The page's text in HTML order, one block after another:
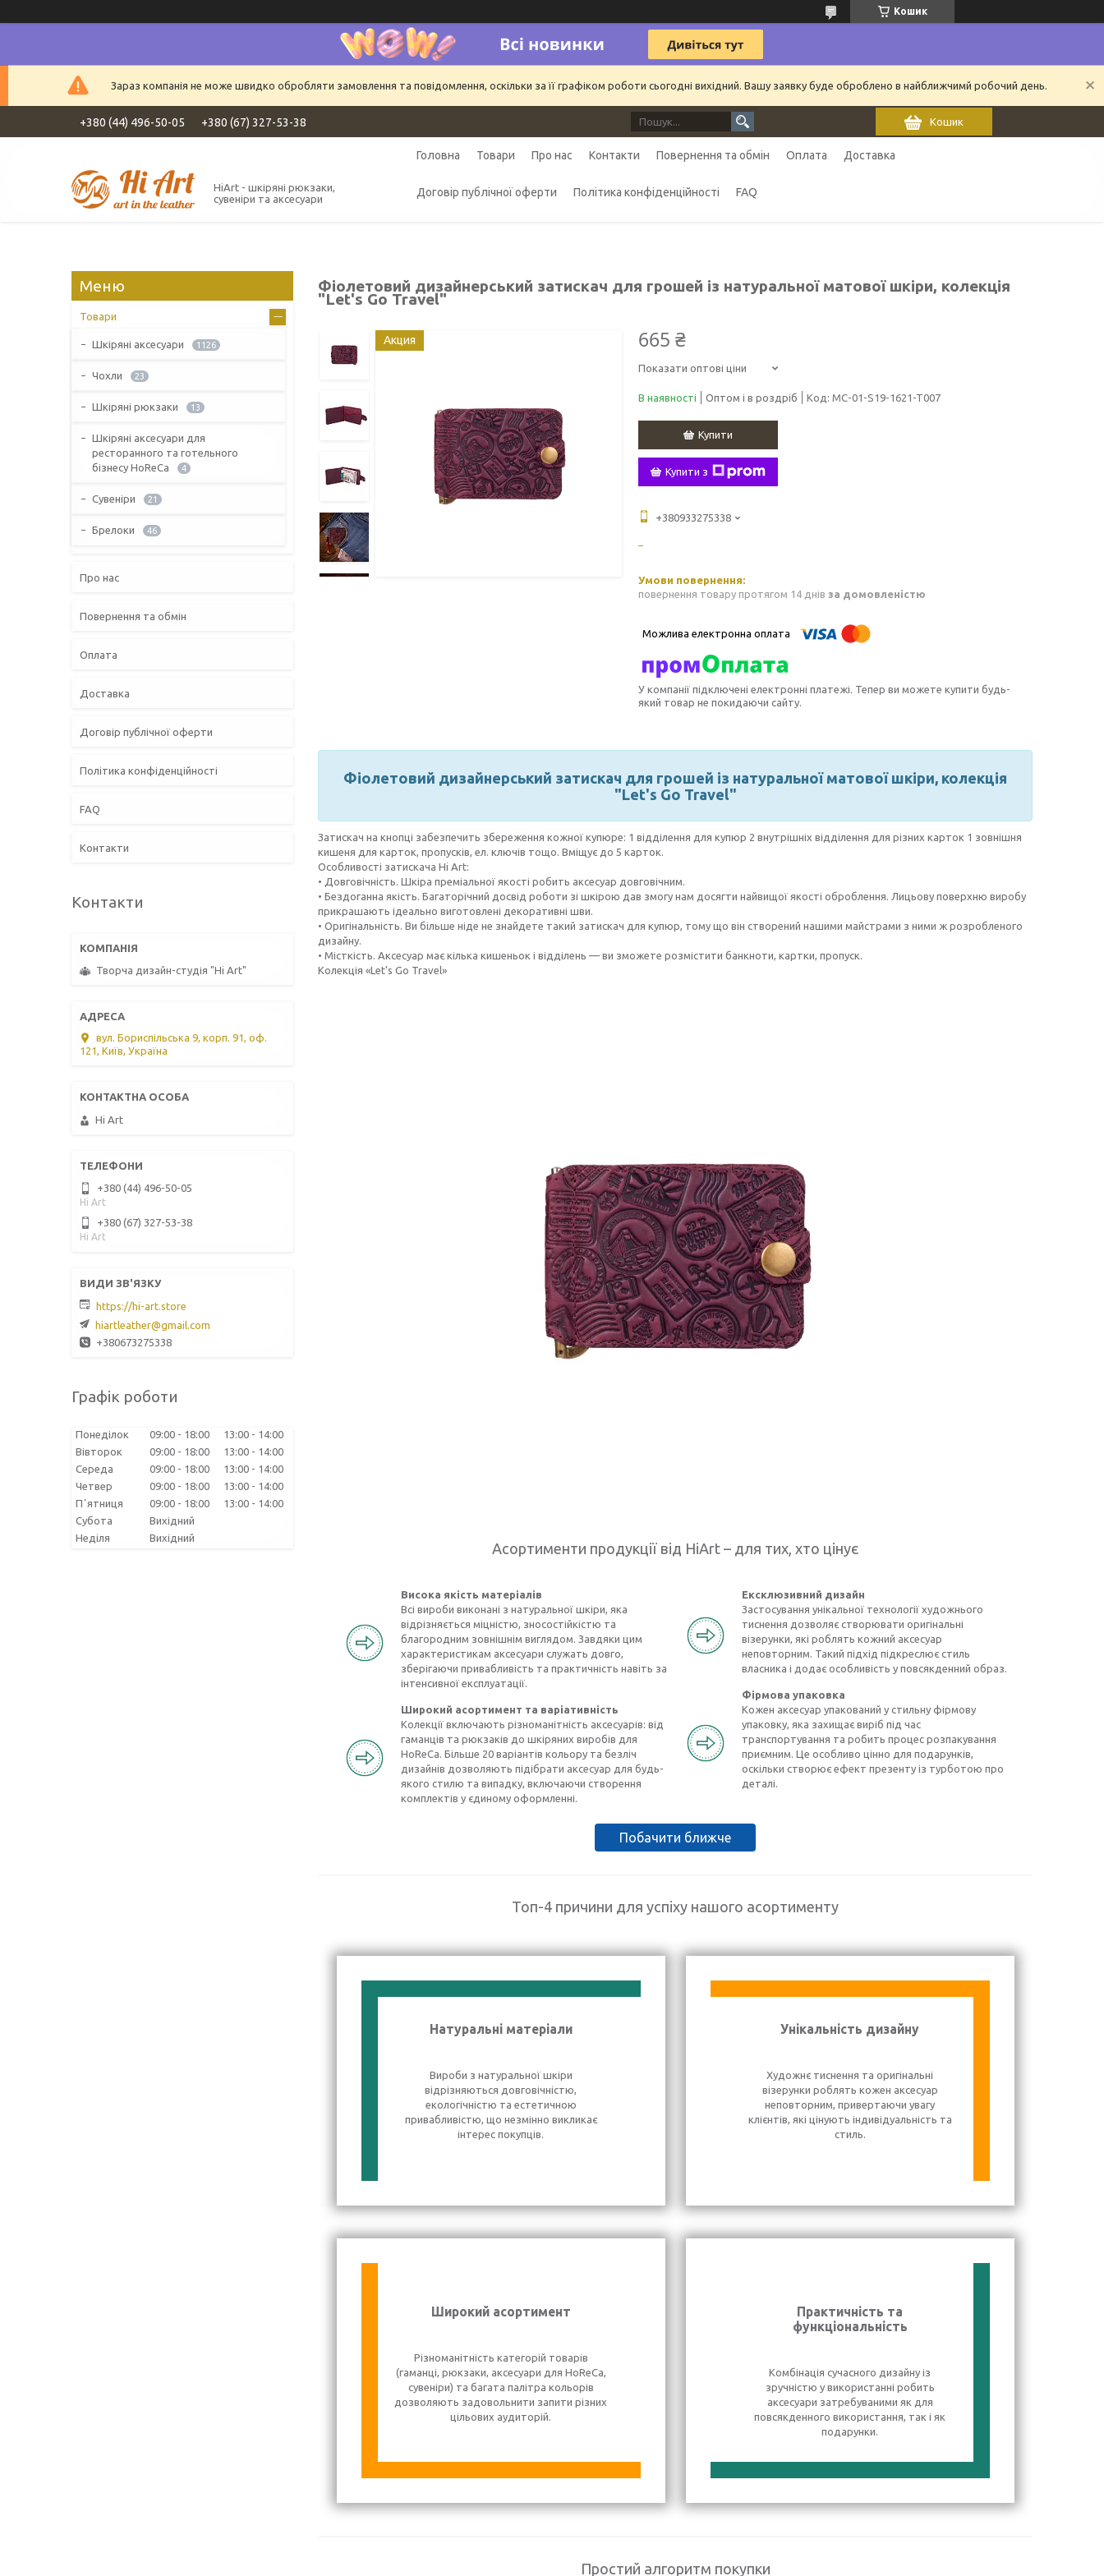
Кошик
Зараз компанія не може швидко обробляти замовлення та повідомлення, оскільки за її графіком роботи сьогодні вихідний. Вашу заявку буде оброблено в найближчимй робочий день.
+380 (44) 496-50-05 +380 (67) 327-53-38 Кошик
HiArt - шкіряні рюкзаки,
сувеніри та аксесуари
Головна Товари Про нас Контакти Повернення та обмін Оплата Доставка
Договір публічної оферти Політика конфіденційності FAQ
Фіолетовий дизайнерський затискач для грошей із натуральної матової шкіри, колекція
"Let's Go Travel"
Акция 665 ₴
Показати оптові ціни
В наявності Оптом і в роздріб Код: MC-01-S19-1621-T007
Купити
Купити з
+380933275338
повернення товару протягом 14 днів за домовленістю
У компанії підключені електронні платежі. Тепер ви можете купити будь-
який товар не покидаючи сайту.
Фіолетовий дизайнерський затискач для грошей із натуральної матової шкіри, колекція
"Let's Go Travel"
Затискач на кнопці забезпечить збереження кожної купюре: 1 відділення для купюр 2 внутрішніх відділення для різних карток 1 зовнішня
кишеня для карток, пропусків, ел. ключів тощо. Вміщує до 5 карток.
Особливості затискача Hi Art:
• Довговічність. Шкіра преміальної якості робить аксесуар довговічним.
• Бездоганна якість. Багаторічний досвід роботи зі шкірою дав змогу нам досягти найвищої якості оброблення. Лицьову поверхню виробу
прикрашають ідеально виготовлені декоративні шви.
• Оригінальність. Ви більше ніде не знайдете такий затискач для купюр, тому що він створений нашими майстрами з ними ж розробленого
дизайну.
• Місткість. Аксесуар має кілька кишеньок і відділень — ви зможете розмістити банкноти, картки, пропуск.
Колекція «Let's Go Travel»
Асортименти продукції від HiArt – для тих, хто цінує
Висока якість матеріалів
Всі вироби виконані з натуральної шкіри, яка
відрізняється міцністю, зносостійкістю та
благородним зовнішнім виглядом. Завдяки цим
характеристикам аксесуари служать довго,
зберігаючи привабливість та практичність навіть за
інтенсивної експлуатації.
Широкий асортимент та варіативність
Колекції включають різноманітність аксесуарів: від
гаманців та рюкзаків до шкіряних виробів для
HoReCa. Більше 20 варіантів кольору та безліч
дизайнів дозволяють підібрати аксесуар для будь-
якого стилю та випадку, включаючи створення
комплектів у єдиному оформленні.
Ексклюзивний дизайн
Застосування унікальної технології художнього
тиснення дозволяє створювати оригінальні
візерунки, які роблять кожний аксесуар
неповторним. Такий підхід підкреслює стиль
власника і додає особливість у повсякденний образ.
Фірмова упаковка
Кожен аксесуар упакований у стильну фірмову
упаковку, яка захищає виріб під час
транспортування та робить процес розпакування
приємним. Це особливо цінно для подарунків,
оскільки створює ефект презенту із турботою про
деталі.
Побачити ближче
Топ-4 причини для успіху нашого асортименту
Натуральні матеріали
Вироби з натуральної шкіри
відрізняються довговічністю,
екологічністю та естетичною
привабливістю, що незмінно викликає
інтерес покупців.
Унікальність дизайну
Художнє тиснення та оригінальні
візерунки роблять кожен аксесуар
неповторним, привертаючи увагу
клієнтів, які цінують індивідуальність та
стиль.
Широкий асортимент
Різноманітність категорій товарів
(гаманці, рюкзаки, аксесуари для HoReCa,
сувеніри) та багата палітра кольорів
дозволяють задовольнити запити різних
цільових аудиторій.
Практичність та
функціональність
Комбінація сучасного дизайну із
зручністю у використанні робить
аксесуари затребуваними як для
повсякденного використання, так і як
подарунки.
Простий алгоритм покупки
Товари
Шкіряні аксесуари 1126
Чохли 23
Шкіряні рюкзаки 13
Шкіряні аксесуари для
ресторанного та готельного
бізнесу HoReCa
4
Сувеніри 21
Брелоки 46
Про нас
Повернення та обмін
Оплата
Доставка
Договір публічної оферти
Політика конфіденційності
FAQ
Контакти
Контакти
Творча дизайн-студія "Hi Art"
вул. Бориспільська 9, корп. 91, оф.
121, Київ, Україна
Hi Art
+380 (44) 496-50-05
Hi Art
+380 (67) 327-53-38
Hi Art
https://hi-art.store
hiartleather@gmail.com
+380673275338
Графік роботи
Понеділок 09:00 18:00 13:00
14:00
Вівторок
09:00 18:00 13:00
14:00
Середа
09:00 18:00 13:00
14:00
Четвер
09:00 18:00 13:00
14:00
Пʼятниця
09:00 18:00 13:00
14:00
Субота
Вихідний
Неділя
Вихідний